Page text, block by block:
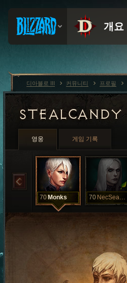
STEALCANDY
영웅 게임 기록
70 Monks 70 NecSeasonn
디아블로 III 커뮤니티 프로필